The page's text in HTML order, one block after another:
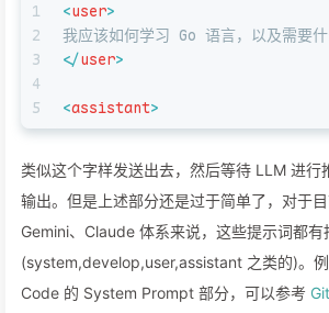
1
2
3
4
5
<user>
我应该如何学习 Go 语言，以及需要
</user>
<assistant>
类似这个字样发送出去，然后等待 LLM 进行
输出。但是上述部分还是过于简单了，对于目
Gemini、Claude 体系来说，这些提示词都有
(system,develop,user,assistant 之类的)。
Code 的 System Prompt 部分，可以参考